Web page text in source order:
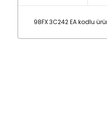
98FX 3C242 EA kodlu